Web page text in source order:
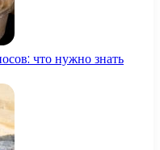
что нужно знать